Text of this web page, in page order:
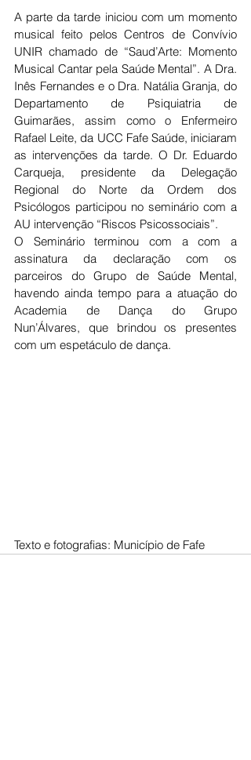
A parte da tarde iniciou com um momento
musical feito pelos Centros de Convívio
UNIR chamado de “Saud’Arte: Momento
Musical Cantar pela Saúde Mental”. A Dra.
Inês Fernandes e o Dra. Natália Granja, do
Departamento de Psiquiatria de
Guimarães, assim como o Enfermeiro
Rafael Leite, da UCC Fafe Saúde, iniciaram
as intervenções da tarde. O Dr. Eduardo
Carqueja, presidente da Delegação
Regional do Norte da Ordem dos
Psicólogos participou no seminário com a
AU intervenção “Riscos Psicossociais”.
O Seminário terminou com a com a
assinatura da declaração com os
parceiros do Grupo de Saúde Mental,
havendo ainda tempo para a atuação do
Academia de Dança do Grupo
Nun’Álvares, que brindou os presentes
com um espetáculo de dança.
Texto e fotografias: Município de Fafe